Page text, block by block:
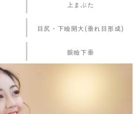
上まぶた
目尻・下瞼開大(垂れ目形成)
眼瞼下垂